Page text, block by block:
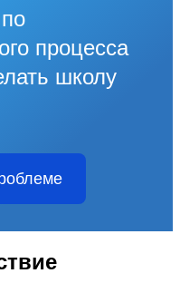
процесса
школу